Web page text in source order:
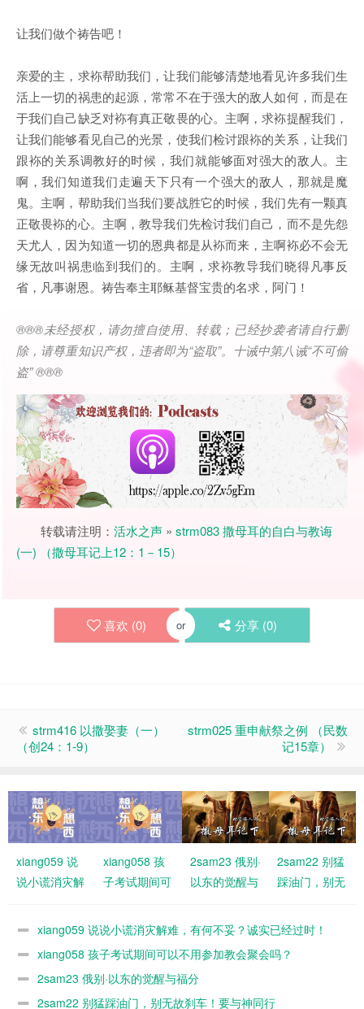
让我们做个祷告吧！
亲爱的主，求袮帮助我们，让我们能够清楚地看见许多我们生
活上一切的祸患的起源，常常不在于强大的敌人如何，而是在
于我们自己缺乏对袮有真正敬畏的心。主啊，求袮提醒我们，
让我们能够看见自己的光景，使我们检讨跟袮的关系，让我们
跟袮的关系调教好的时候，我们就能够面对强大的敌人。主
啊，我们知道我们走遍天下只有一个强大的敌人，那就是魔
鬼。主啊，帮助我们当我们要战胜它的时候，我们先有一颗真
正敬畏袮的心。主啊，教导我们先检讨我们自己，而不是先怨
天尤人，因为知道一切的恩典都是从袮而来，主啊袮必不会无
缘无故叫祸患临到我们的。主啊，求袮教导我们晓得凡事反
省，凡事谢恩。祷告奉主耶稣基督宝贵的名求，阿门！
®®®未经授权，请勿擅自使用、转载；已经抄袭者请自行删
除，请尊重知识产权，违者即为“盗取”。十诫中第八诫“不可偷
盗” ®®®
转载请注明： 活水之声 » strm083 撒母耳的自白与教诲
(一) （撒母耳记上12：1－15）
喜欢 (0) or 分享 (0)
strm416 以撒娶妻（一）
（创24：1-9）
strm025 重申献祭之例 （民数
记15章）
xiang059 说
说小谎消灾解
xiang058 孩
子考试期间可
会聚会吗？
2sam23 俄别·
以东的觉醒与
2sam22 别猛
踩油门，别无
神同行
xiang059 说说小谎消灾解难，有何不妥？诚实已经过时！
xiang058 孩子考试期间可以不用参加教会聚会吗？
2sam23 俄别·以东的觉醒与福分
2sam22 别猛踩油门，别无故刹车！要与神同行